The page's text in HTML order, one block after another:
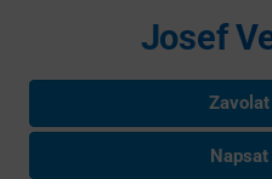
Josef